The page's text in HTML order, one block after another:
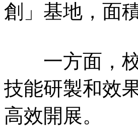
創」基地，面
一方面，校
技能研製和效
高效開展。